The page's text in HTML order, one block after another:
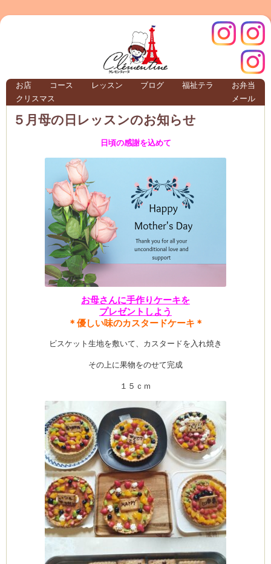
クレモンティーヌ – 新百合ヶ丘の料理教
室・テイクアウト Clémentine (produced
お店 コース レッスン ブログ 福祉テラ
お弁当
クリスマス
メール
インス
クレモ
５月母の日レッスンのお知らせ
日頃の感謝を込めて
お母さんに手作りケーキを
プレゼントしよう
＊優しい味のカスタードケーキ＊
ビスケット生地を敷いて、カスタードを入れ焼き
その上に果物をのせて完成
１５ｃｍ